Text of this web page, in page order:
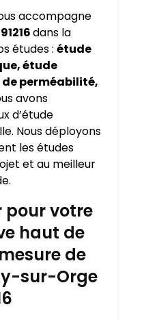
accompagne
dans la
études : étude
étude
perméabilité,
avons
d’étude
Nous déployons
les études
et au meilleur
pour votre
haut de
de
sur-Orge